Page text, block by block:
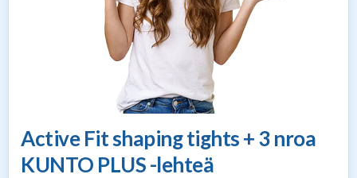
Active Fit shaping tights + 3 nroa
KUNTO PLUS -lehteä